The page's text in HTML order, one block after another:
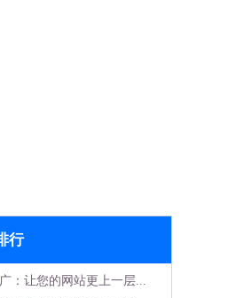
行
：让您的网站更上一层...